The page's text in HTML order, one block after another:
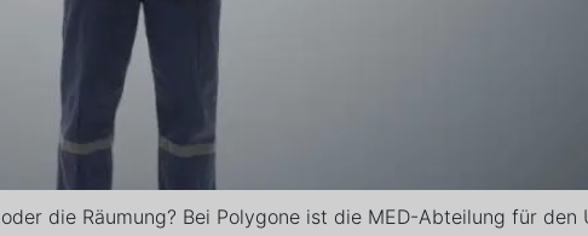
die Räumung? Bei Polygone ist die MED-Abteilung für den